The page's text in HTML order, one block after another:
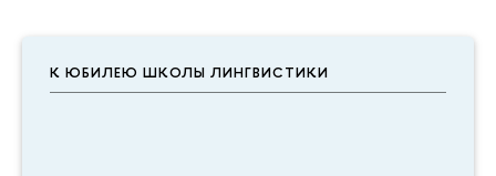
К ЮБИЛЕЮ ШКОЛЫ ЛИНГВИСТИКИ